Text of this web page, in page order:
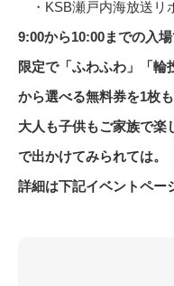
・KSB瀬戸内海放送リ
9:00から10:00までの入
限定で「ふわふわ」「輪
から選べる無料券を1枚
大人も子供もご家族で楽
で出かけてみられては。
詳細は下記イベントペー